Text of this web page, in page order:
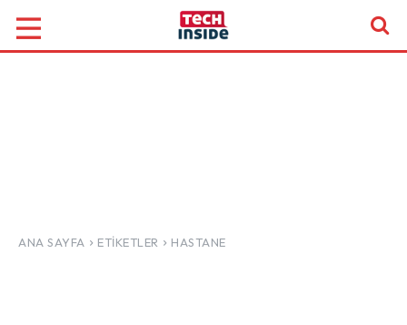
ANA SAYFA ETIKETLER HASTANE